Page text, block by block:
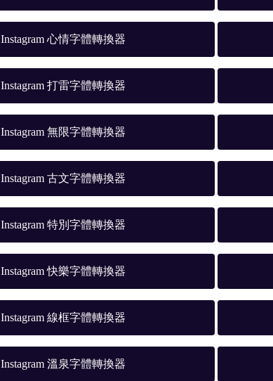
Instagram 心情字體轉換器
Instagram 打雷字體轉換器
Instagram 無限字體轉換器
Instagram 古文字體轉換器
Instagram 特別字體轉換器
Instagram 快樂字體轉換器
Instagram 線框字體轉換器
Instagram 溫泉字體轉換器